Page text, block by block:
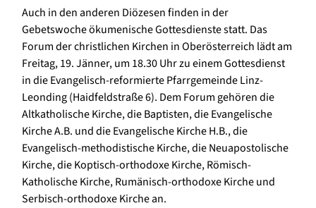
Auch in den anderen Diözesen finden in der
Gebetswoche ökumenische Gottesdienste statt. Das
Forum der christlichen Kirchen in Oberösterreich lädt am
Freitag, 19. Jänner, um 18.30 Uhr zu einem Gottesdienst
in die Evangelisch-reformierte Pfarrgemeinde Linz-
Leonding (Haidfeldstraße 6). Dem Forum gehören die
Altkatholische Kirche, die Baptisten, die Evangelische
Kirche A.B. und die Evangelische Kirche H.B., die
Evangelisch-methodistische Kirche, die Neuapostolische
Kirche, die Koptisch-orthodoxe Kirche, Römisch-
Katholische Kirche, Rumänisch-orthodoxe Kirche und
Serbisch-orthodoxe Kirche an.